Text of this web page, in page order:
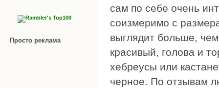
Просто реклама
сам по себе очень
соизмеримо с
выглядит больше,
красивый, голова и
хебреусы или
черное. По отзывам